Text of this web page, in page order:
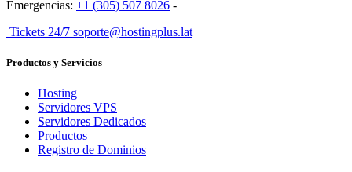
Emergencias: +1 (305) 507 8026 -
Tickets 24/7 soporte@hostingplus.lat
Productos y Servicios
Hosting
Servidores VPS
Servidores Dedicados
Productos
Registro de Dominios